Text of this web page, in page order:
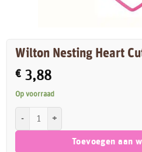
Wilton Nesting Heart
€ 3,88
Op voorraad
Toevoegen aan